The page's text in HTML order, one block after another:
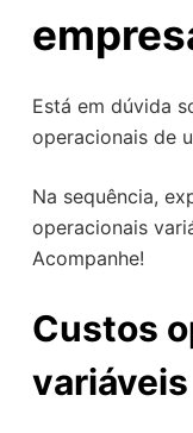
Está em dúvida
operacionais de
Na sequência,
operacionais
Acompanhe!
Custos
variáveis